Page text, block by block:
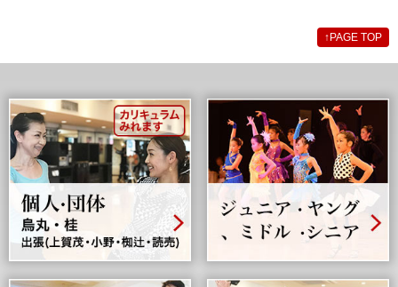
↑PAGE TOP